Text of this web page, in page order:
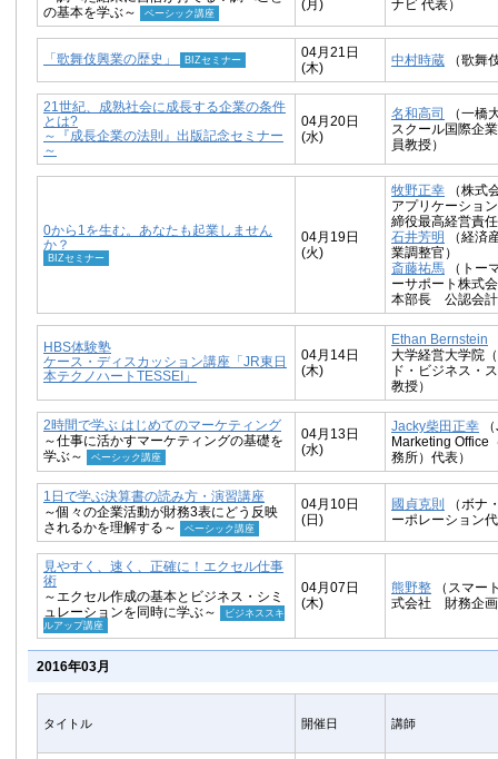
の基本を学ぶ～
ベーシック講座
(月)
ナビ 代表）
「歌舞伎興業の歴史」 BIZセミナー
04月21日
(木)
中村時蔵 （歌舞
21世紀、成熟社会に成長する企業の条件
とは?
～『成長企業の法則』出版記念セミナー
～
04月20日
(水)
名和高司
（一橋
スクール国際企
員教授）
0から1を生む。あなたも起業しません
か？
BIZセミナー
04月19日
(火)
牧野正幸 （株式
アプリケーショ
締役最高経営責
石井芳明
（経済
業調整官）
斎藤祐馬 （トー
ーサポート株式
本部長 公認会
HBS体験塾
ケース・ディスカッション講座「JR東日
本テクノハートTESSEI」
04月14日
(木)
Ethan Bernstein
大学経営大学院
ド・ビジネス・
教授）
2時間で学ぶ はじめてのマーケティング
～仕事に活かすマーケティングの基礎を
学ぶ～
ベーシック講座
04月13日
(水)
Jacky柴田正幸
Marketing Office
務所）代表）
1日で学ぶ決算書の読み方・演習講座
～個々の企業活動が財務3表にどう反映
されるかを理解する～
ベーシック講座
04月10日
(日)
國貞克則
（ボナ
ーポレーション
見やすく、速く、正確に！エクセル仕事
術
～エクセル作成の基本とビジネス・シミ
ュレーションを同時に学ぶ～
ビジネススキ
ルアップ講座
04月07日
(木)
熊野整 （スマー
式会社 財務企画
2016年03月
タイトル 開催日 講師